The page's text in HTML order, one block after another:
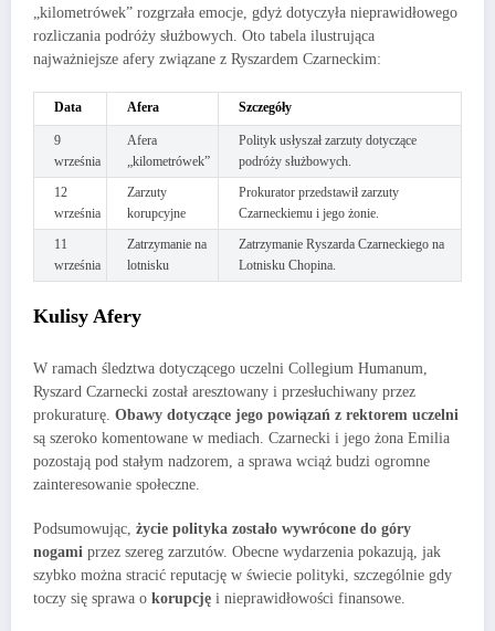
„kilometrówek” rozgrzała emocje, gdyż dotyczyła nieprawidłowego
rozliczania podróży służbowych. Oto tabela ilustrująca
najważniejsze afery związane z Ryszardem Czarneckim:
Data Afera Szczegóły
9
września
Afera
„kilometrówek”
Polityk usłyszał zarzuty dotyczące
podróży służbowych.
12
września
Zarzuty
korupcyjne
Prokurator przedstawił zarzuty
Czarneckiemu i jego żonie.
11
września
Zatrzymanie na
lotnisku
Zatrzymanie Ryszarda Czarneckiego na
Lotnisku Chopina.
Kulisy Afery
W ramach śledztwa dotyczącego uczelni Collegium Humanum,
Ryszard Czarnecki został aresztowany i przesłuchiwany przez
prokuraturę. Obawy dotyczące jego powiązań z rektorem uczelni
są szeroko komentowane w mediach. Czarnecki i jego żona Emilia
pozostają pod stałym nadzorem, a sprawa wciąż budzi ogromne
zainteresowanie społeczne.
Podsumowując, życie polityka zostało wywrócone do góry
nogami przez szereg zarzutów. Obecne wydarzenia pokazują, jak
szybko można stracić reputację w świecie polityki, szczególnie gdy
toczy się sprawa o korupcję i nieprawidłowości finansowe.